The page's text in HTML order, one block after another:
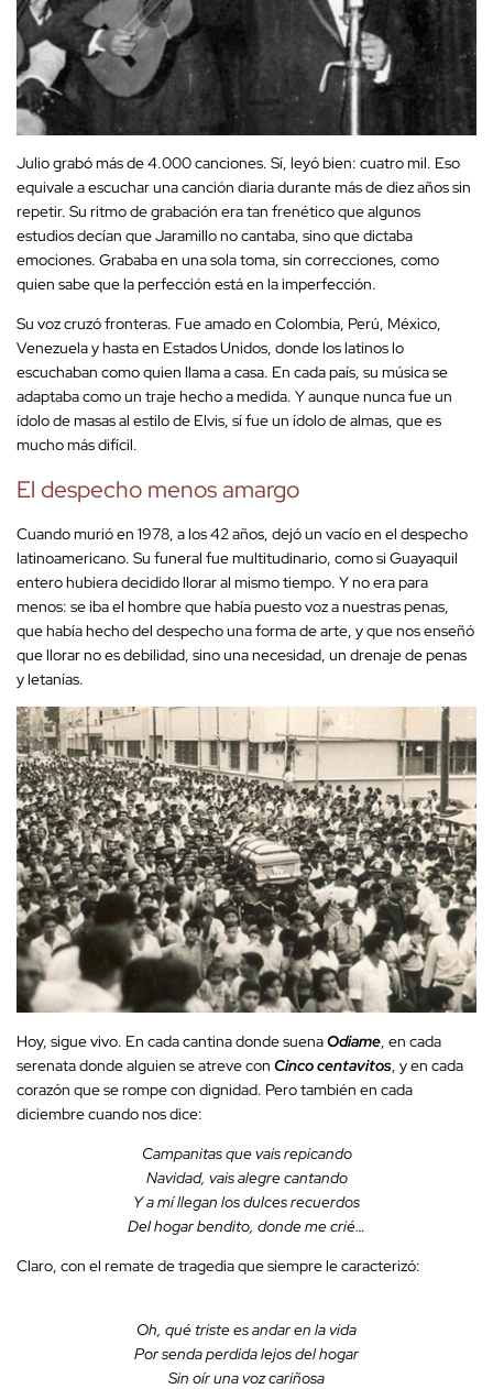
Julio grabó más de 4.000 canciones. Sí, leyó bien: cuatro mil. Eso
equivale a escuchar una canción diaria durante más de diez años sin
repetir. Su ritmo de grabación era tan frenético que algunos
estudios decían que Jaramillo no cantaba, sino que dictaba
emociones. Grababa en una sola toma, sin correcciones, como
quien sabe que la perfección está en la imperfección.
Su voz cruzó fronteras. Fue amado en Colombia, Perú, México,
Venezuela y hasta en Estados Unidos, donde los latinos lo
escuchaban como quien llama a casa. En cada país, su música se
adaptaba como un traje hecho a medida. Y aunque nunca fue un
ídolo de masas al estilo de Elvis, sí fue un ídolo de almas, que es
mucho más difícil.
El despecho menos amargo
Cuando murió en 1978, a los 42 años, dejó un vacío en el despecho
latinoamericano. Su funeral fue multitudinario, como si Guayaquil
entero hubiera decidido llorar al mismo tiempo. Y no era para
menos: se iba el hombre que había puesto voz a nuestras penas,
que había hecho del despecho una forma de arte, y que nos enseñó
que llorar no es debilidad, sino una necesidad, un drenaje de penas
y letanías.
Hoy, sigue vivo. En cada cantina donde suenaOdiame, en cada
serenata donde alguien se atreve con Cinco centavitos, y en cada
corazón que se rompe con dignidad. Pero también en cada
diciembre cuando nos dice:
Campanitas que vais repicando
Navidad, vais alegre cantando
Y a mí llegan los dulces recuerdos
Del hogar bendito, donde me crié…
Claro, con el remate de tragedia que siempre le caracterizó:
Oh, qué triste es andar en la vida
Por senda perdida lejos del hogar
Sin oír una voz cariñosa